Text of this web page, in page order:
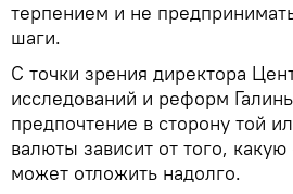
терпением и не
шаги.
С точки зрения директора
исследований и реформ
предпочтение в сторону той
валюты зависит от того,
может отложить надолго.